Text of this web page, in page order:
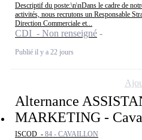
Descriptif du poste:\n\nDans le cadre de
activités, nous recrutons un Responsable
Direction Commerciale et...
CDI - Non renseigné
Publié il y a 22 jours
Alternance
MARKETING -
ISCOD - 84 - CAVAILLON